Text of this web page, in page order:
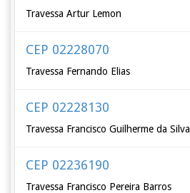
Travessa Artur Lemon
CEP 02228070
Travessa Fernando Elias
CEP 02228130
Travessa Francisco Guilherme da Silva
CEP 02236190
Travessa Francisco Pereira Barros